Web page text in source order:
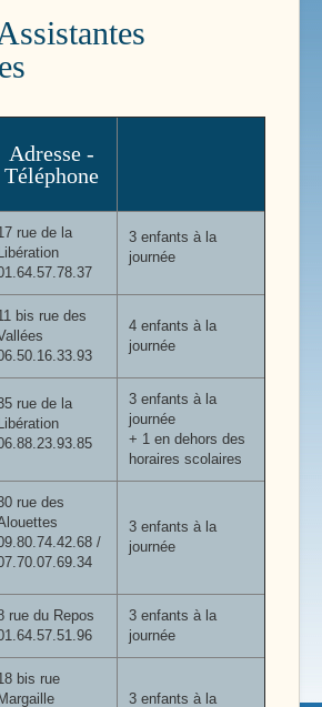
Adresse -
Téléphone
rue de la
Libération
3 enfants à la
journée
bis rue des
4 enfants à la
journée
rue de la
Libération
3 enfants à la
journée
+ 1 en dehors des
horaires scolaires
rue des
/
3 enfants à la
journée
rue du Repos
3 enfants à la
journée
bis rue
Margaille
3 enfants à la